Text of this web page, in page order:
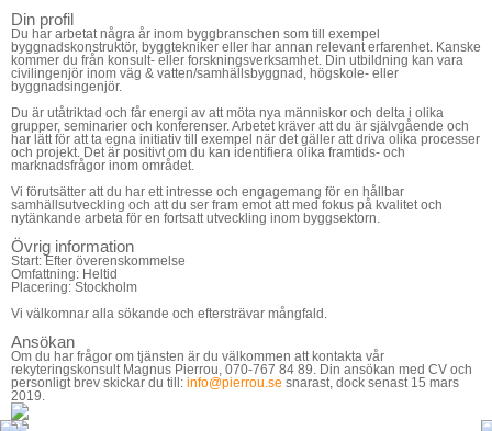
Din profil
Du har arbetat några år inom byggbranschen som till exempel
byggnadskonstruktör, byggtekniker eller har annan relevant erfarenhet. Kanske
kommer du från konsult- eller forskningsverksamhet. Din utbildning kan vara
civilingenjör inom väg & vatten/samhällsbyggnad, högskole- eller
byggnadsingenjör.
Du är utåtriktad och får energi av att möta nya människor och delta i olika
grupper, seminarier och konferenser. Arbetet kräver att du är självgående och
har lätt för att ta egna initiativ till exempel när det gäller att driva olika processer
och projekt. Det är positivt om du kan identifiera olika framtids- och
marknadsfrågor inom området.
Vi förutsätter att du har ett intresse och engagemang för en hållbar
samhällsutveckling och att du ser fram emot att med fokus på kvalitet och
nytänkande arbeta för en fortsatt utveckling inom byggsektorn.
Övrig information
Start: Efter överenskommelse
Omfattning: Heltid
Placering: Stockholm
Vi välkomnar alla sökande och eftersträvar mångfald.
Ansökan
Om du har frågor om tjänsten är du välkommen att kontakta vår
rekyteringskonsult Magnus Pierrou, 070-767 84 89. Din ansökan med CV och
personligt brev skickar du till: info@pierrou.se snarast, dock senast 15 mars
2019.